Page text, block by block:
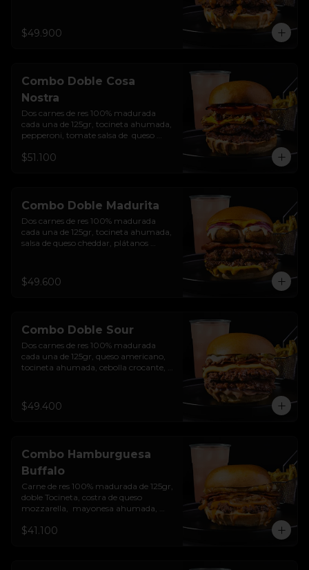
picante y pan brioche sellado + papas
+ bebida de la casa
$49.900
Combo Doble Cosa
Nostra
Dos carnes de res 100% madurada
cada una de 125gr, tocineta ahumada,
pepperoni, tomate salsa de  queso
de arándanos, salsa rosada de
$51.100
Combo Doble Madurita
Dos carnes de res 100% madurada
cada una de 125gr, tocineta ahumada,
salsa de queso cheddar, plátanos
cream de sriracha levemente picante y
pan brioche sellado + papas + bebida
$49.600
Combo Doble Sour
Dos carnes de res 100% madurada
cada una de 125gr, queso americano,
tocineta ahumada, cebolla crocante,
sellado + papas + bebida de la casa
$49.400
Combo Hamburguesa
Buffalo
Carne de res 100% madurada de 125gr,
doble Tocineta, costra de queso
mozzarella,  mayonesa ahumada,
levemente picante y pan brioche
$41.100